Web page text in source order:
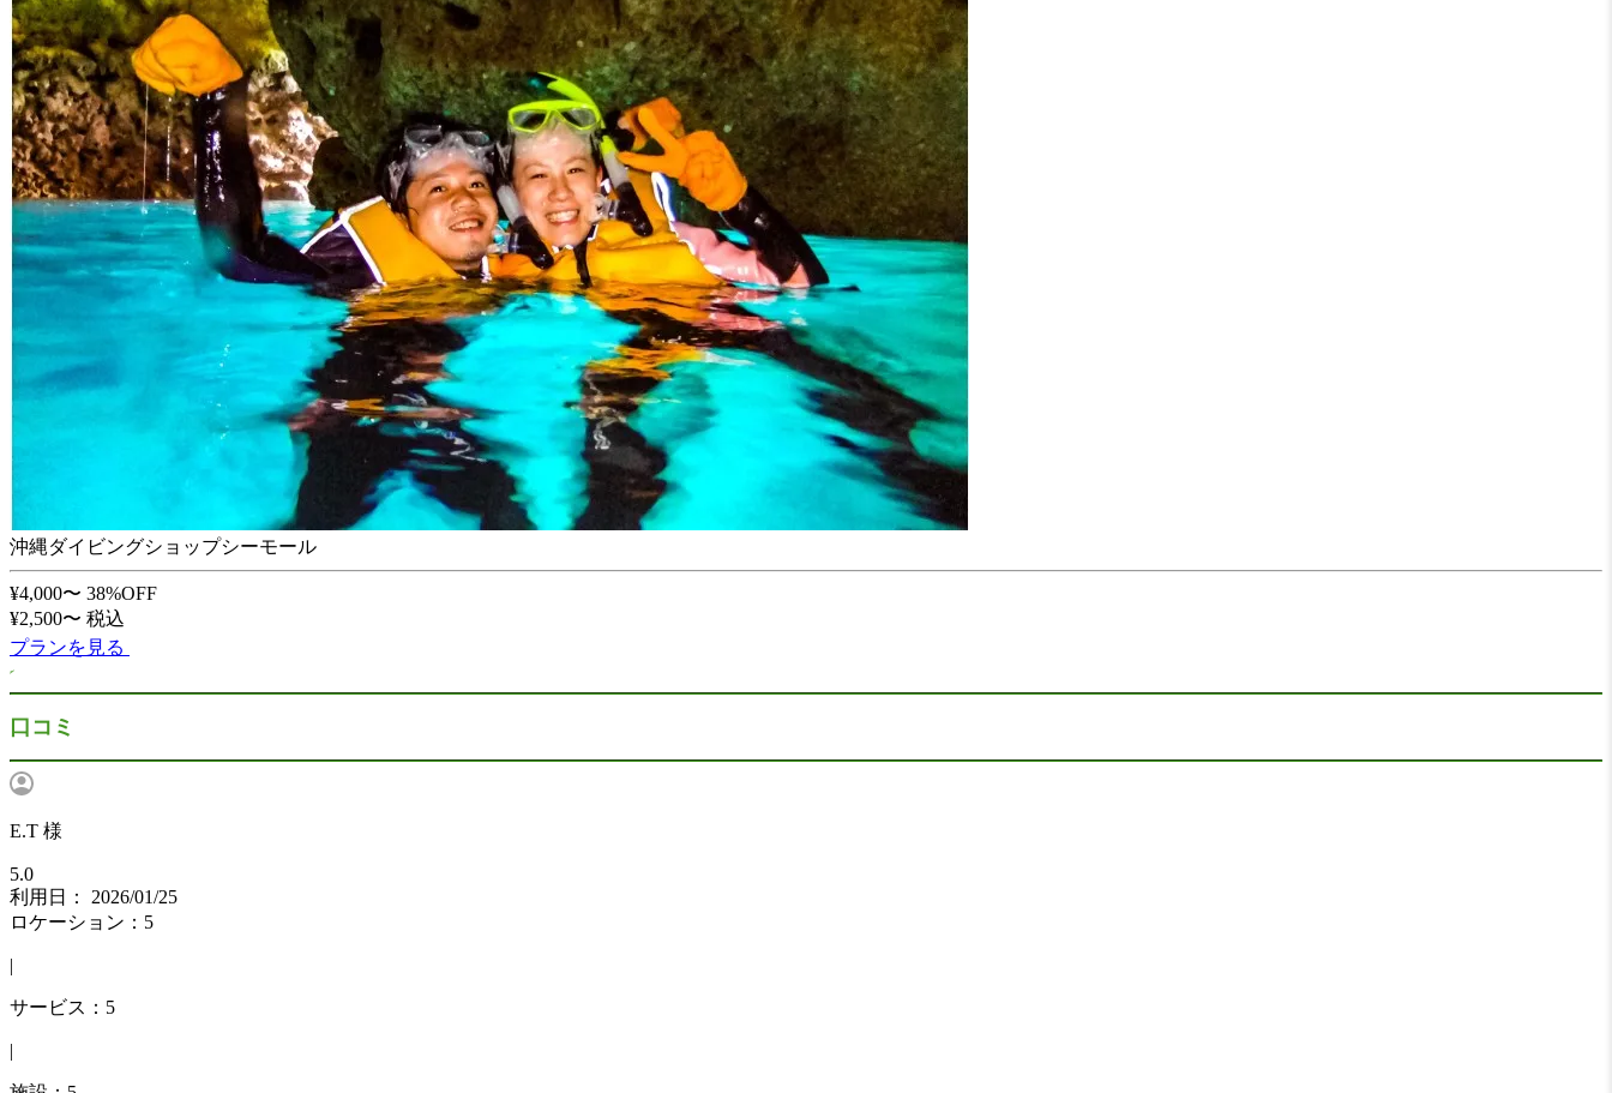
沖縄ダイビングショップシーモール
¥4,000〜 38%OFF
¥2,500〜 税込
プランを見る
口コミ
E.T 様
5.0
利用日： 2026/01/25
ロケーション：5
|
サービス：5
|